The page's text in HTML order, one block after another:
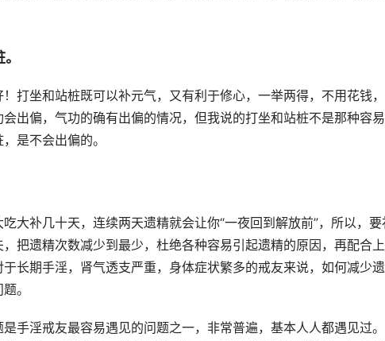
打坐和站桩既可以补元气，又有利于修心，一举两得，不用花钱
出偏，气功的确有出偏的情况，但我说的打坐和站桩不是那种容
是不会出偏的。
大补几十天，连续两天遗精就会让你“一夜回到解放前”，所以，要
把遗精次数减少到最少，杜绝各种容易引起遗精的原因，再配合
长期手淫，肾气透支严重，身体症状繁多的戒友来说，如何减少
。
手淫戒友最容易遇见的问题之一，非常普遍，基本人人都遇见过